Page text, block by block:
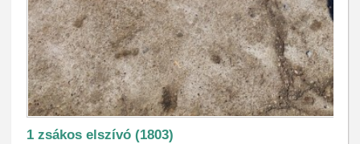
1 zsákos elszívó (1803)